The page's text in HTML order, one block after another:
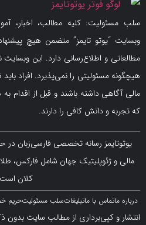
کلیه مطالب، اخبار، آموزش‌ها،
تایمز” متضمن هیچ پیشنهاد
اطلاع‌رسانی دارد. این وبسایت نسبت به
را نمی‌پذیرد. افراد باید نسبت به
داشته باشند و قبل از اقدام به هرگونه
دانش کافی را دارند.
رسانه تخصصی فارسی‌زبان در حوزه اخبار
جهان شامل فارکس، طلا، سهام،
با ما تبلیغاتسلب مسئولیتحریم خصوصی
از مطالب سایت بدون ذکر منبع